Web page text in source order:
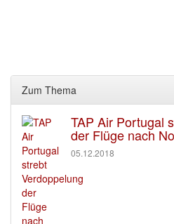
Zum Thema
TAP Air Portugal
der Flüge nach
05.12.2018